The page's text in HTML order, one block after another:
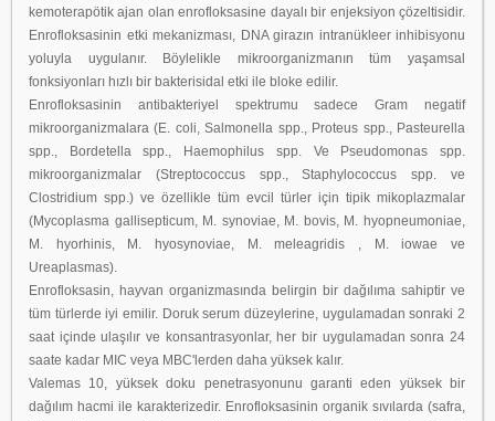
kemoterapötik ajan olan enrofloksasine dayalı bir enjeksiyon çözeltisidir.
Enrofloksasinin etki mekanizması, DNA girazın intranükleer inhibisyonu
yoluyla uygulanır. Böylelikle mikroorganizmanın tüm yaşamsal
fonksiyonları hızlı bir bakterisidal etki ile bloke edilir.
Enrofloksasinin antibakteriyel spektrumu sadece Gram negatif
mikroorganizmalara (E. coli, Salmonella spp., Proteus spp., Pasteurella
spp., Bordetella spp., Haemophilus spp. Ve Pseudomonas spp.
mikroorganizmalar (Streptococcus spp., Staphylococcus spp. ve
Clostridium spp.) ve özellikle tüm evcil türler için tipik mikoplazmalar
(Mycoplasma gallisepticum, M. synoviae, M. bovis, M. hyopneumoniae,
M. hyorhinis, M. hyosynoviae, M. meleagridis , M. iowae ve
Ureaplasmas).
Enrofloksasin, hayvan organizmasında belirgin bir dağılıma sahiptir ve
tüm türlerde iyi emilir. Doruk serum düzeylerine, uygulamadan sonraki 2
saat içinde ulaşılır ve konsantrasyonlar, her bir uygulamadan sonra 24
saate kadar MIC veya MBC'lerden daha yüksek kalır.
Valemas 10, yüksek doku penetrasyonunu garanti eden yüksek bir
dağılım hacmi ile karakterizedir. Enrofloksasinin organik sıvılarda (safra,